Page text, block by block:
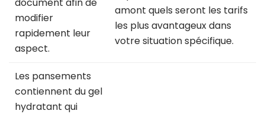
modifier
rapidement leur
aspect.
amont quels seront les tarifs
les plus avantageux dans
votre situation spécifique.
Les pansements
contiennent du gel
hydratant qui